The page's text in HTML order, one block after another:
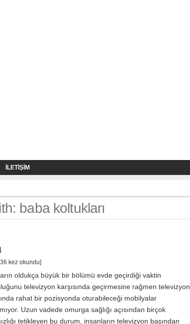
İLETIŞIM
baba koltukları
kez okundu]
oldukça büyük bir bölümü evde geçirdiği vaktin
televizyon karşısında geçirmesine rağmen televizyon
rahat bir pozisyonda oturabileceği mobilyalar
Uzun vadede omurga sağlığı açısından birçok
tetikleyen bu durum, insanların televizyon başından